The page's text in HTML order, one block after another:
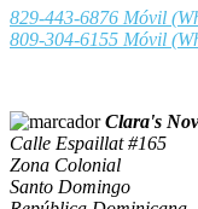
829-443-6876 Móvil
809-304-6155 Móvil
Clara's
Calle Espaillat #165
Zona Colonial
Santo Domingo